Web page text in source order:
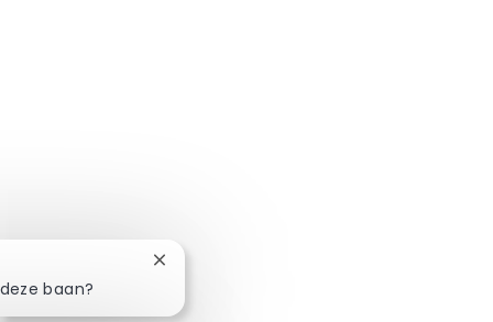
baan?
Chatbotmelding sluiten